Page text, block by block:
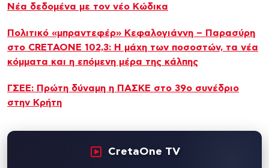
Νέα δεδομένα με τον νέο Κώδικα
Πολιτικό «μπραντεφέρ» Κεφαλογιάννη – Παρασύρη
στο CRETAONE 102,3: Η μάχη των ποσοστών, τα νέα
κόμματα και η επόμενη μέρα της κάλπης
ΓΣΕΕ: Πρώτη δύναμη η ΠΑΣΚΕ στο 39ο συνέδριο
στην Κρήτη
CretaOne TV